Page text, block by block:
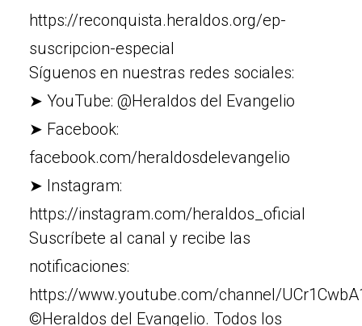
https://reconquista.heraldos.org/ep-
suscripcion-especial
Síguenos en nuestras redes sociales:
➤ YouTube: @Heraldos del Evangelio
➤ Facebook:
facebook.com/heraldosdelevangelio
➤ Instagram:
https://instagram.com/heraldos_oficial
Suscríbete al canal y recibe las
notificaciones:
https://www.youtube.com/channel/
©Heraldos del Evangelio. Todos los